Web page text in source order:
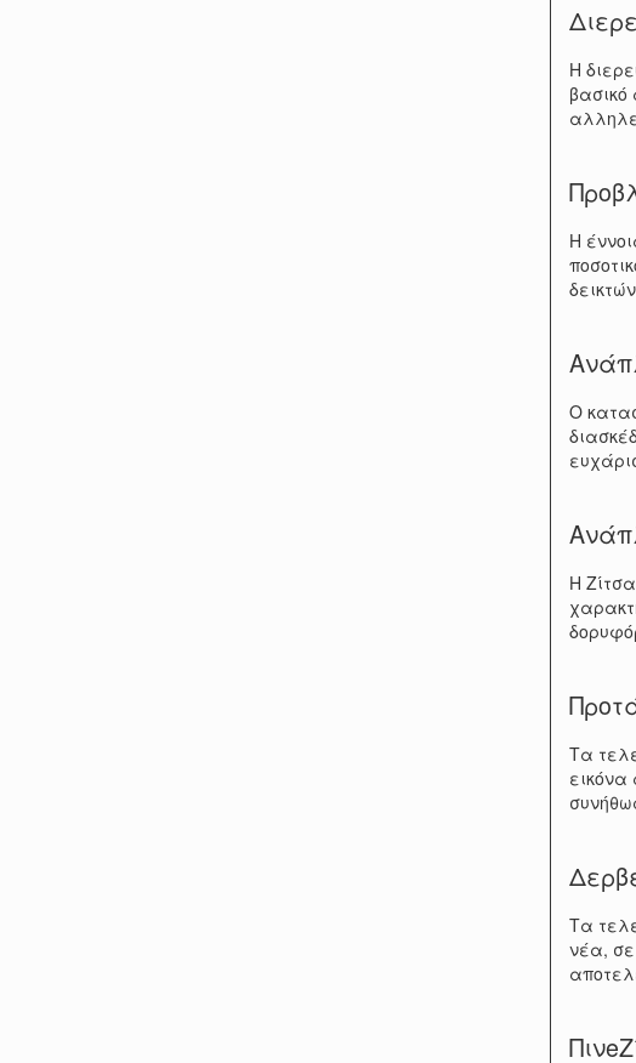
Η
βασικό
Η
Ο
Η
Τα
Τα
νέα, σε